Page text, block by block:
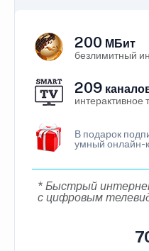
200 МБит
безлимитный
209
интерактивное
В подарок
умный онлайн-
* Быстрый
с цифровым